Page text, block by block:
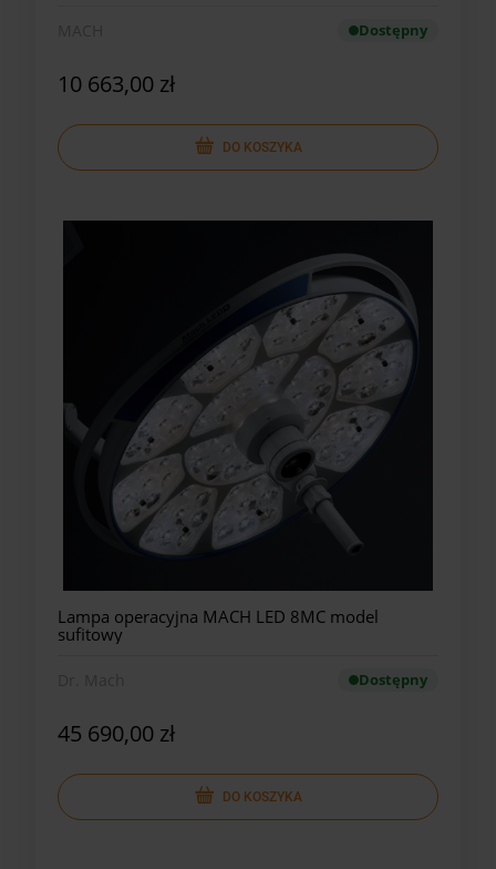
Dostępny
10 663,00 zł
DO KOSZYKA
Lampa operacyjna MACH LED 8MC model
sufitowy
Dostępny
45 690,00 zł
DO KOSZYKA